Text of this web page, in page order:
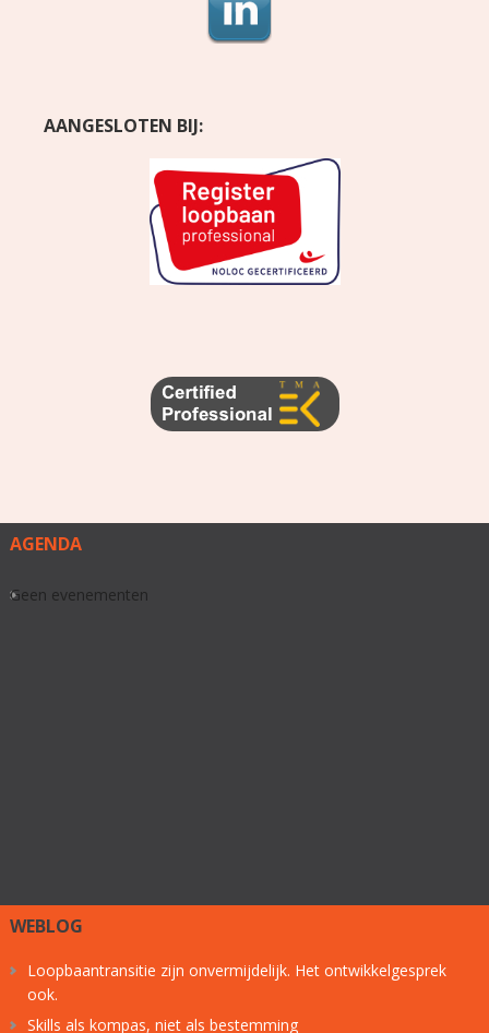
AANGESLOTEN BIJ:
AGENDA
Geen evenementen
WEBLOG
Loopbaantransitie zijn onvermijdelijk. Het ontwikkelgesprek
ook.
Skills als kompas, niet als bestemming